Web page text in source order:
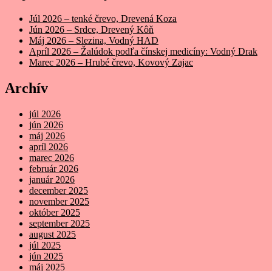
Júl 2026 – tenké črevo, Drevená Koza
Jún 2026 – Srdce, Drevený Kôň
Máj 2026 – Slezina, Vodný HAD
Apríl 2026 – Žalúdok podľa čínskej medicíny: Vodný Drak
Marec 2026 – Hrubé črevo, Kovový Zajac
Archív
júl 2026
jún 2026
máj 2026
apríl 2026
marec 2026
február 2026
január 2026
december 2025
november 2025
október 2025
september 2025
august 2025
júl 2025
jún 2025
máj 2025